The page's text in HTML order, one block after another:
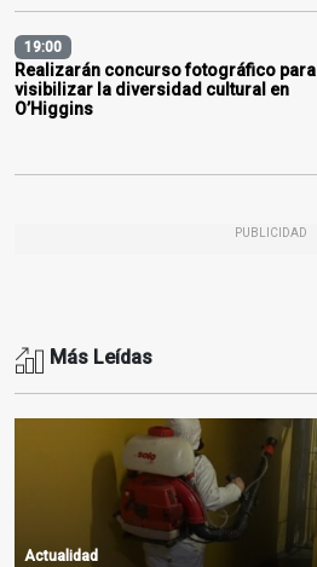
19:00
Realizarán concurso fotográfico para
visibilizar la diversidad cultural en
O’Higgins
PUBLICIDAD
Más Leídas
Actualidad